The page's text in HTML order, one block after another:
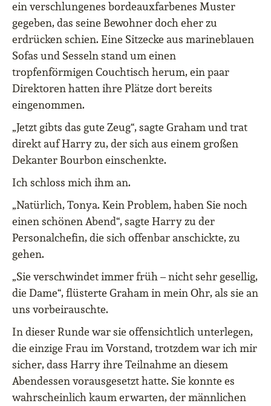
ein verschlungenes bordeauxfarbenes Muster
gegeben, das seine Bewohner doch eher zu
erdrücken schien. Eine Sitzecke aus marineblauen
Sofas und Sesseln stand um einen
tropfenförmigen Couchtisch herum, ein paar
Direktoren hatten ihre Plätze dort bereits
eingenommen.
„Jetzt gibts das gute Zeug“, sagte Graham und trat
direkt auf Harry zu, der sich aus einem großen
Dekanter Bourbon einschenkte.
Ich schloss mich ihm an.
„Natürlich, Tonya. Kein Problem, haben Sie noch
einen schönen Abend“, sagte Harry zu der
Personalchefin, die sich offenbar anschickte, zu
gehen.
„Sie verschwindet immer früh – nicht sehr gesellig,
die Dame“, flüsterte Graham in mein Ohr, als sie an
uns vorbeirauschte.
In dieser Runde war sie offensichtlich unterlegen,
die einzige Frau im Vorstand, trotzdem war ich mir
sicher, dass Harry ihre Teilnahme an diesem
Abendessen vorausgesetzt hatte. Sie konnte es
wahrscheinlich kaum erwarten, der männlichen